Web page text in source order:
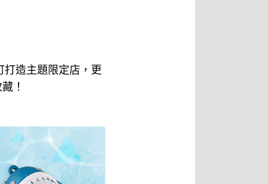
造主題限定店，更
！